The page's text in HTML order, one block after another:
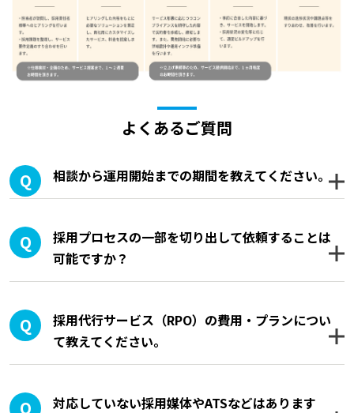
よくあるご質問
相談から運用開始までの期間を教えてください。
採用プロセスの一部を切り出して依頼することは
可能ですか？
採用代行サービス（RPO）の費用・プランについ
て教えてください。
対応していない採用媒体やATSなどはあります